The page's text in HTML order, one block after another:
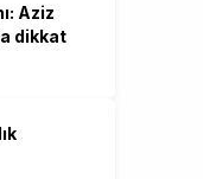
Aziz
dikkat